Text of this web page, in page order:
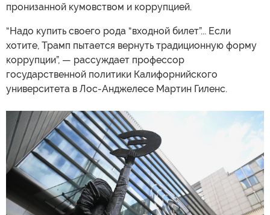
пронизанной кумовством и коррупцией.
“Надо купить своего рода “входной билет”... Если
хотите, Трамп пытается вернуть традиционную форму
коррупции”, — рассуждает профессор
государственной политики Калифорнийского
университета в Лос-Анджелесе Мартин Гиленс.